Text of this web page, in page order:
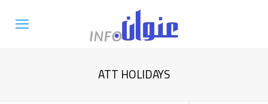
ATT HOLIDAYS